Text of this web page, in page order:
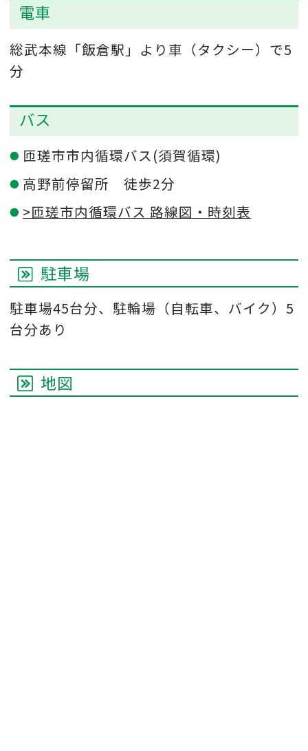
電車
総武本線「飯倉駅」より車（タクシー）で5
分
バス
匝瑳市市内循環バス(須賀循環)
高野前停留所 徒歩2分
>匝瑳市内循環バス 路線図・時刻表
駐車場
駐車場45台分、駐輪場（自転車、バイク）5
台分あり
地図